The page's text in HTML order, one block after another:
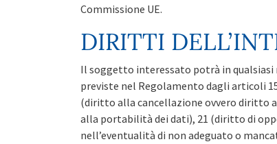
Commissione UE.
DIRITTI
Il soggetto interessato potrà in
previste nel Regolamento dagli articoli
(diritto alla cancellazione ovvero diritto
alla portabilità dei dati), 21 (diritto di
nell’eventualità di non adeguato o